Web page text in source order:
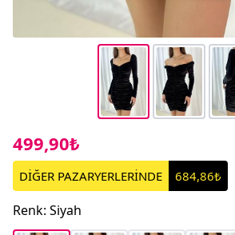
499,90₺
DİĞER PAZARYERLERİNDE 684,86₺
Renk: Siyah